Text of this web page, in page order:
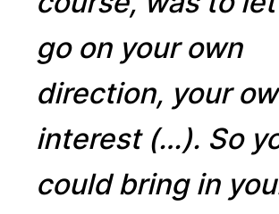
go on your own
direction, your
interest (…). So
could bring in